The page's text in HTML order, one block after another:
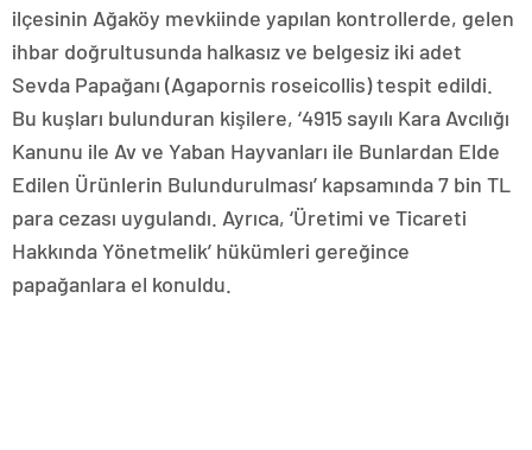
ilçesinin Ağaköy mevkiinde yapılan kontrollerde, gelen
ihbar doğrultusunda halkasız ve belgesiz iki adet
Sevda Papağanı (Agapornis roseicollis) tespit edildi.
Bu kuşları bulunduran kişilere, ‘4915 sayılı Kara Avcılığı
Kanunu ile Av ve Yaban Hayvanları ile Bunlardan Elde
Edilen Ürünlerin Bulundurulması’ kapsamında 7 bin TL
para cezası uygulandı. Ayrıca, ‘Üretimi ve Ticareti
Hakkında Yönetmelik’ hükümleri gereğince
papağanlara el konuldu.